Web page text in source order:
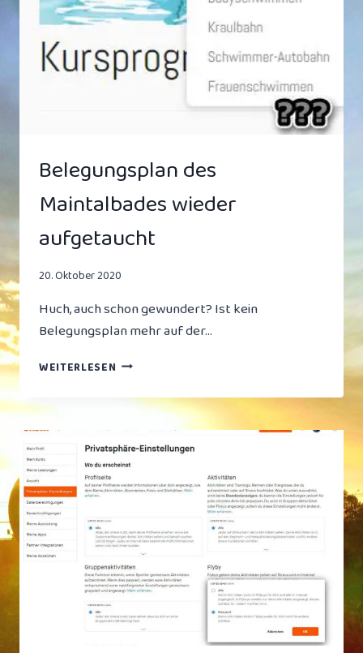
TRUMP
ODER
SCHULD!“
Belegungsplan des
Maintalbades wieder
aufgetaucht
20. Oktober 2020
Huch, auch schon gewundert? Ist kein
Belegungsplan mehr auf der…
WEITERLESEN BELEGUNGSPLAN
MAINTALBADES
AUFGETAUCHT